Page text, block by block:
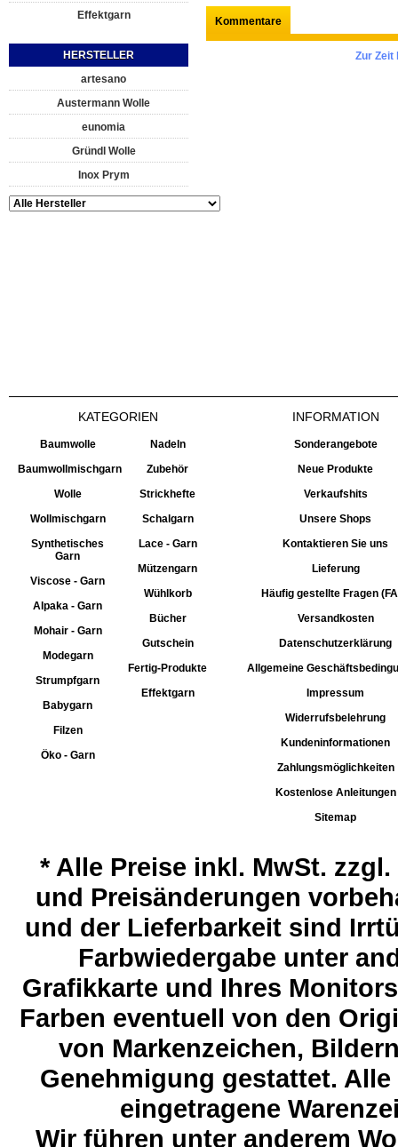
Effektgarn
HERSTELLER
artesano
Austermann Wolle
eunomia
Gründl Wolle
Inox Prym
Kommentare
Zur Zeit
KATEGORIEN
Baumwolle
Baumwollmischgarn
Wolle
Wollmischgarn
Synthetisches
Garn
Viscose - Garn
Alpaka - Garn
Mohair - Garn
Modegarn
Strumpfgarn
Babygarn
Filzen
Öko - Garn
Nadeln
Zubehör
Strickhefte
Schalgarn
Lace - Garn
Mützengarn
Wühlkorb
Bücher
Gutschein
Fertig-Produkte
Effektgarn
INFORMATION
Sonderangebote
Neue Produkte
Verkaufshits
Unsere Shops
Kontaktieren Sie uns
Lieferung
Häufig gestellte Fragen
Versandkosten
Datenschutzerklärung
Allgemeine
Impressum
Widerrufsbelehrung
Kundeninformationen
Zahlungsmöglichkeiten
Kostenlose Anleitungen
Sitemap
*Alle Preise inkl. MwSt.
und Preisänderungen
und der Lieferbarkeit sind
Farbwiedergabe unter
Grafikkarte und Ihres
Farben eventuell von den
von Markenzeichen,
Genehmigung gestattet.
eingetragene
Wir führen unter anderem